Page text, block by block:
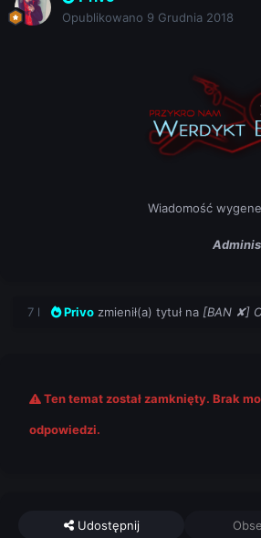
Opublikowano 9 Grudnia 2018
Wiadomość
7 l Privo zmienił(a) tytuł na [BAN ✘]
Ten temat został zamknięty. Brak
odpowiedzi.
Udostępnij